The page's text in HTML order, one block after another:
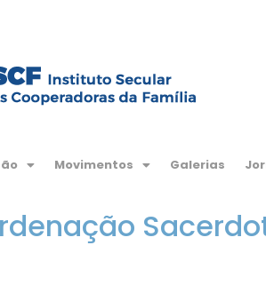
Movimentos Galerias